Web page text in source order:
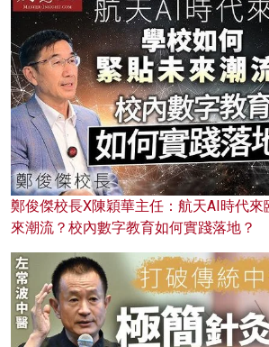
鄭俊傑校長X陳穎華主任：航天AI時代來
來潮流？校內數字教育如何實踐落地？